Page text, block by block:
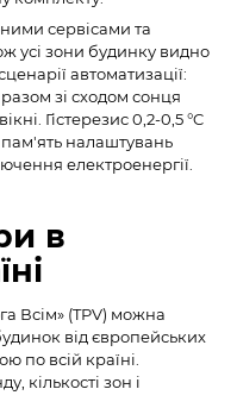
сервісами та
усі зони будинку видно
автоматизації:
зі сходом сонця
Гістерезис 0,2-0,5 °C
пам'ять налаштувань
електроенергії.
в
Всім» (TPV) можна
від європейських
по всій країні.
кількості зон і